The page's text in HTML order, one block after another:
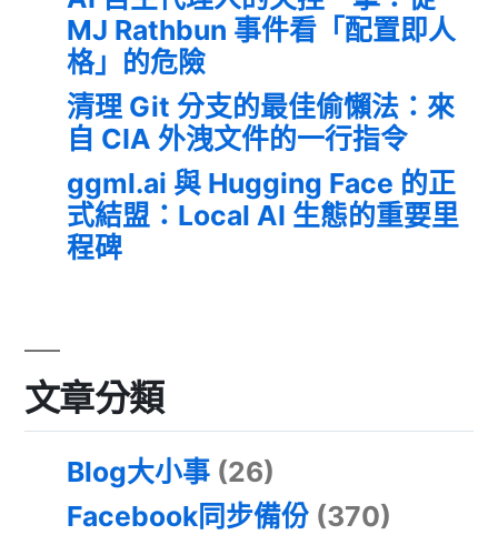
MJ Rathbun 事件看「配置即人
格」的危險
清理 Git 分支的最佳偷懶法：來
自 CIA 外洩文件的一行指令
ggml.ai 與 Hugging Face 的正
式結盟：Local AI 生態的重要里
程碑
文章分類
Blog大小事 (26)
Facebook同步備份 (370)